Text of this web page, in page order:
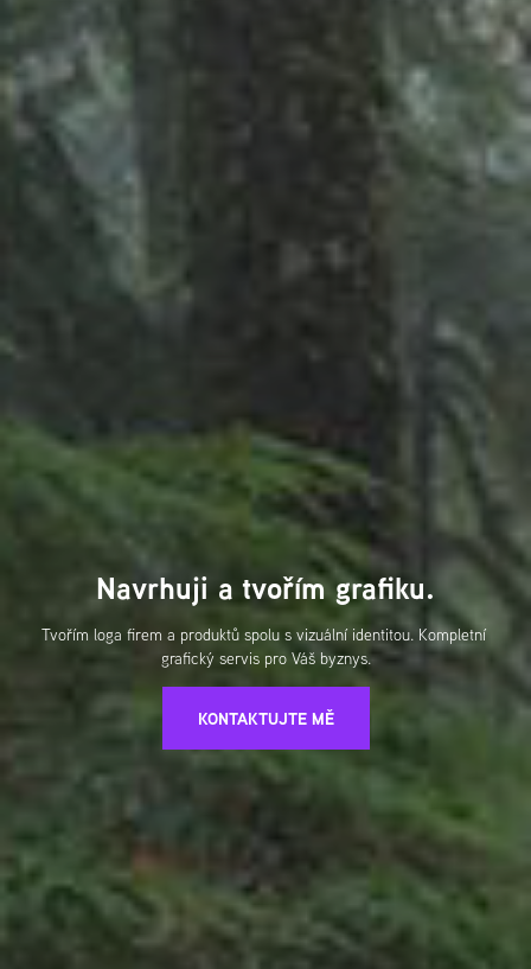
Navrhuji a tvořím grafiku.
Tvořím loga firem a produktů spolu s vizuální identitou. Kompletní
grafický servis pro Váš byznys.
KONTAKTUJTE MĚ